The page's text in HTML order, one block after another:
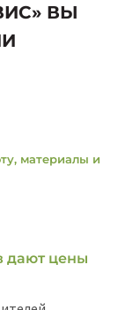
ВЫ
материалы и
дают цены